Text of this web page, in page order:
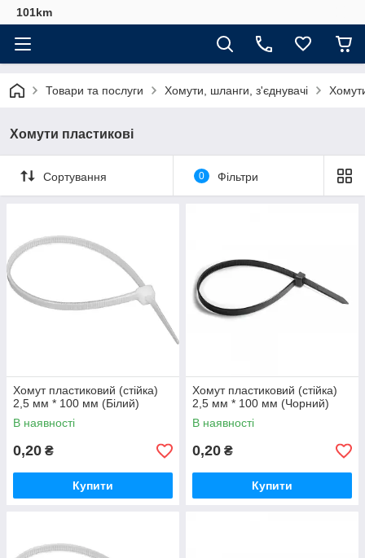
101km
Товари та послуги Хомути, шланги, з'єднувачі
Хомути пластикові
Сортування 0 Фільтри
Хомут пластиковий (стійка)
2,5 мм * 100 мм (Білий)
В наявності
0,20 ₴
Купити
Хомут пластиковий (стійка)
2,5 мм * 100 мм (Чорний)
В наявності
0,20 ₴
Купити